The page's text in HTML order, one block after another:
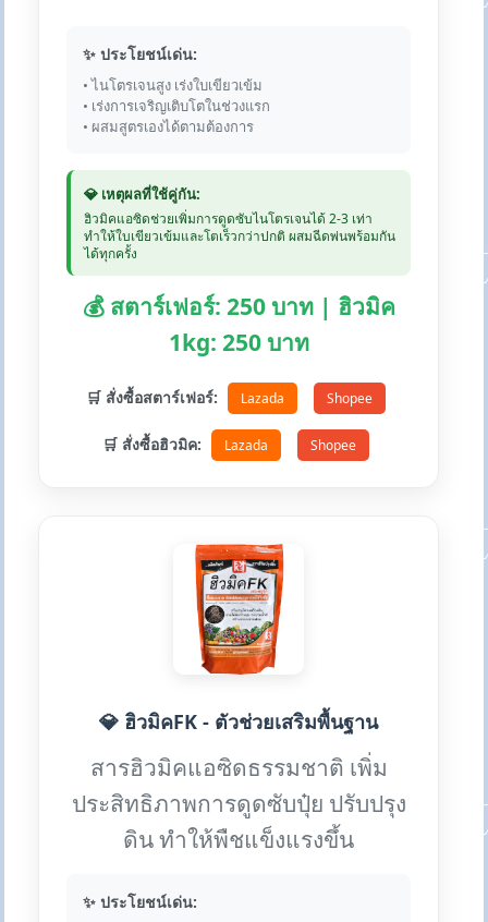
✨ ประโยชน์เด่น:
• ไนโตรเจนสูง เร่งใบเขียวเข้ม
• เร่งการเจริญเติบโตในช่วงแรก
• ผสมสูตรเองได้ตามต้องการ
💎 เหตุผลที่ใช้คู่กัน:
ฮิวมิคแอซิดช่วยเพิ่มการดูดซับไนโตรเจนได้ 2-3 เท่า
ทำให้ใบเขียวเข้มและโตเร็วกว่าปกติ ผสมฉีดพ่นพร้อมกัน
ได้ทุกครั้ง
💰 สตาร์เฟอร์: 250 บาท | ฮิวมิค
1kg: 250 บาท
🛒 สั่งซื้อสตาร์เฟอร์: Lazada Shopee
🛒 สั่งซื้อฮิวมิค: Lazada Shopee
💎 ฮิวมิคFK - ตัวช่วยเสริมพื้นฐาน
สารฮิวมิคแอซิดธรรมชาติ เพิ่ม
ประสิทธิภาพการดูดซับปุ๋ย ปรับปรุง
ดิน ทำให้พืชแข็งแรงขึ้น
✨ ประโยชน์เด่น: